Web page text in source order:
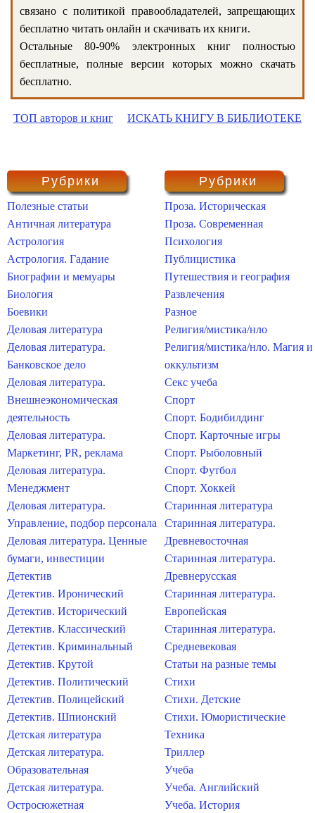
связано с политикой правообладателей, запрещающих
бесплатно читать онлайн и скачивать их книги.
Остальные 80-90% электронных книг полностью
бесплатные, полные версии которых можно скачать
бесплатно.
ТОП авторов и книг ИСКАТЬ КНИГУ В БИБЛИОТЕКЕ
Рубрики
Полезные статьи
Античная литература
Астрология
Астрология. Гадание
Биографии и мемуары
Биология
Боевики
Деловая литература
Деловая литература.
Банковское дело
Деловая литература.
Внешнеэкономическая
деятельность
Деловая литература.
Маркетинг, PR, реклама
Деловая литература.
Менеджмент
Деловая литература.
Управление, подбор персонала
Деловая литература. Ценные
бумаги, инвестиции
Детектив
Детектив. Иронический
Детектив. Исторический
Детектив. Классический
Детектив. Криминальный
Детектив. Крутой
Детектив. Политический
Детектив. Полицейский
Детектив. Шпионский
Детская литература
Детская литература.
Образовательная
Детская литература.
Остросюжетная
Рубрики
Проза. Историческая
Проза. Современная
Психология
Публицистика
Путешествия и география
Развлечения
Разное
Религия/мистика/нло
Религия/мистика/нло. Магия и
оккультизм
Секс учеба
Спорт
Спорт. Бодибилдинг
Спорт. Карточные игры
Спорт. Рыболовный
Спорт. Футбол
Спорт. Хоккей
Старинная литература
Старинная литература.
Древневосточная
Старинная литература.
Древнерусская
Старинная литература.
Европейская
Старинная литература.
Средневековая
Статьи на разные темы
Стихи
Стихи. Детские
Стихи. Юмористические
Техника
Триллер
Учеба
Учеба. Английский
Учеба. История